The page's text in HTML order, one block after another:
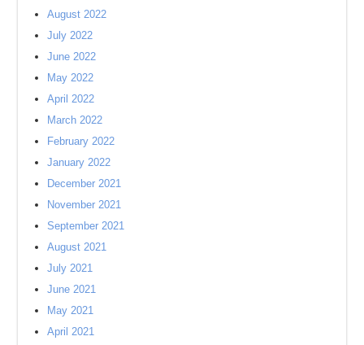
August 2022
July 2022
June 2022
May 2022
April 2022
March 2022
February 2022
January 2022
December 2021
November 2021
September 2021
August 2021
July 2021
June 2021
May 2021
April 2021